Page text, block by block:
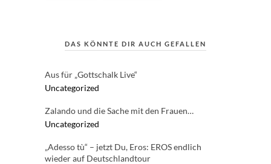
DAS KÖNNTE DIR AUCH GEFALLEN
Aus für „Gottschalk Live“
Uncategorized
Zalando und die Sache mit den Frauen…
Uncategorized
„Adesso tù“ – jetzt Du, Eros: EROS endlich
wieder auf Deutschlandtour